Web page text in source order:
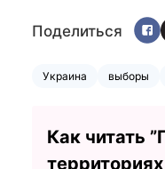
Поделиться
Украина выборы
Как читать
территориях